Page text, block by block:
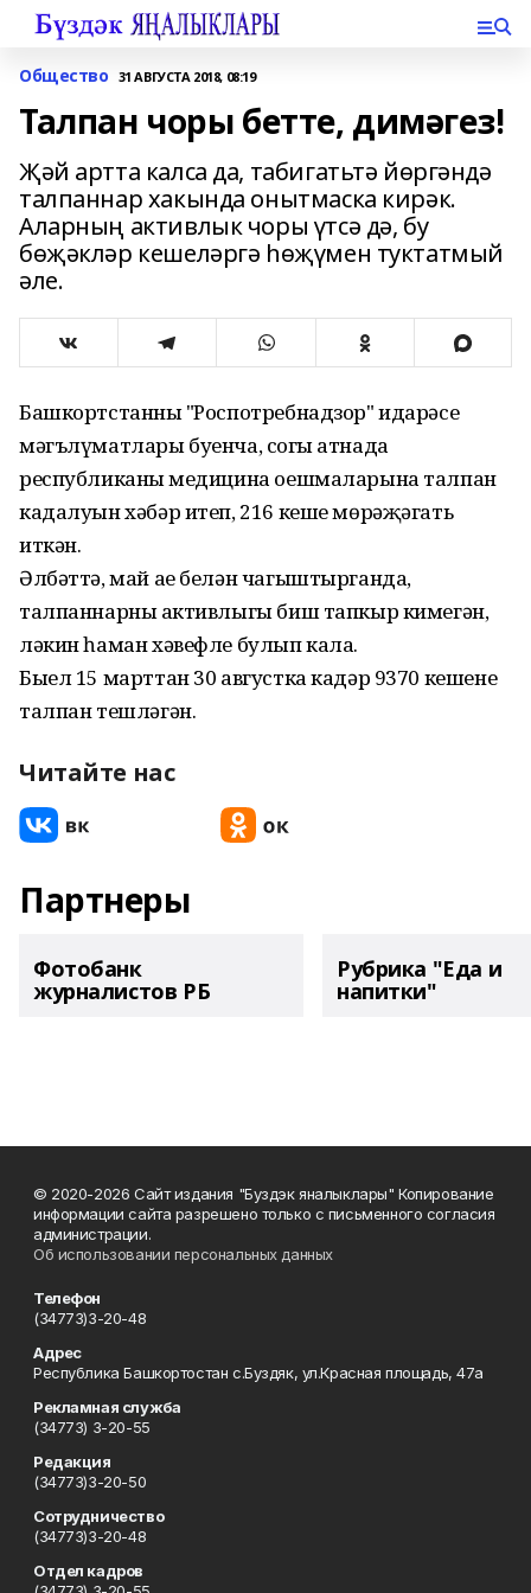
Общество 31 АВГУСТА 2018, 08:19
Талпан чоры бетте, димәгез!
Җәй артта калса да, табигатьтә йөргәндә
талпаннар хакында онытмаска кирәк.
Аларның активлык чоры үтсә дә, бу
бөҗәкләр кешеләргә һөҗүмен туктатмый
әле.
Башкортстанның "Роспотребнадзор" идарәсе
мәгълүматлары буенча, соңгы атнада
республиканың медицина оешмаларына талпан
кадалуын хәбәр итеп, 216 кеше мөрәҗәгать
иткән.
Әлбәттә, май ае белән чагыштырганда,
талпаннарның активлыгы биш тапкыр кимегән,
ләкин һаман хәвефле булып кала.
Быел 15 марттан 30 августка кадәр 9370 кешене
талпан тешләгән.
Читайте нас
Партнеры
Фотобанк
журналистов РБ
Рубрика "Еда и
напитки"
© 2020-2026 Сайт издания "Буздэк яналыклары" Копирование
информации сайта разрешено только с письменного согласия
администрации.
Об использовании персональных данных
Телефон
(34773)3-20-48
Адрес
Республика Башкортостан с.Буздяк, ул.Красная площадь, 47а
Рекламная служба
(34773) 3-20-55
Редакция
(34773)3-20-50
Сотрудничество
(34773)3-20-48
Отдел кадров